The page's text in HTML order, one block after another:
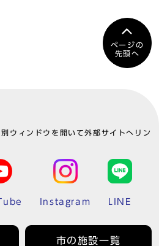
ページの
先頭へ
ウィンドウを開いて外部サイトへリン
Instagram LINE
市の施設一覧